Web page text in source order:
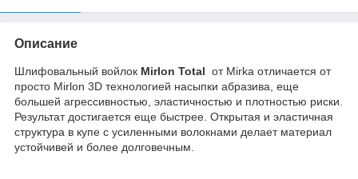
Описание
Шлифовальный войлок Mirlon Total от Mirka отличается от
просто Mirlon 3D технологией насыпки абразива, еще
большей агрессивностью, эластичностью и плотностью риски.
Результат достигается еще быстрее. Открытая и эластичная
структура в купе с усиленными волокнами делает материал
устойчивей и более долговечным.